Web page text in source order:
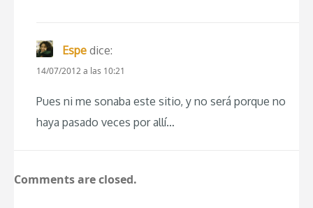
Espe dice:
14/07/2012 a las 10:21
Pues ni me sonaba este sitio, y no será porque no
haya pasado veces por allí…
Comments are closed.